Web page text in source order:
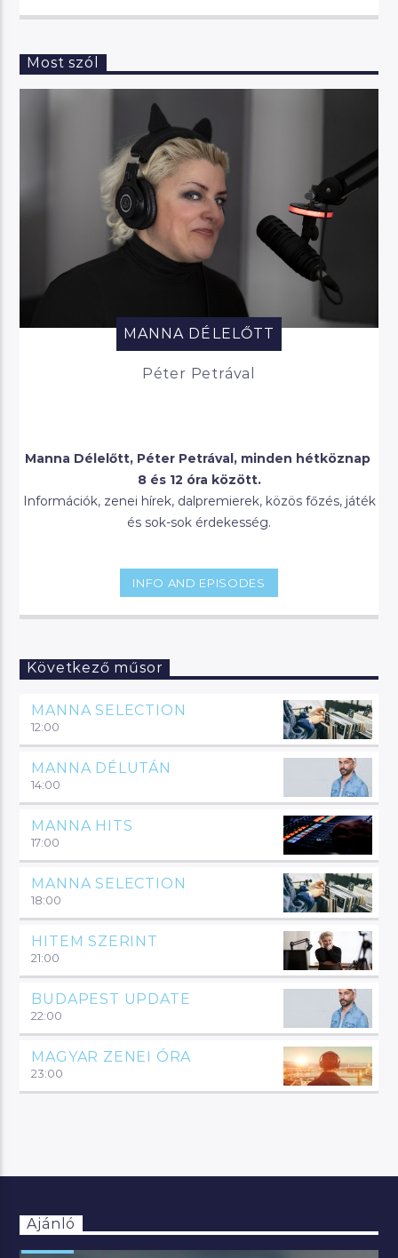
Most szól
MANNA DÉLELŐTT
Péter Petrával
Manna Délelőtt, Péter Petrával, minden hétköznap
8 és 12 óra között.
Információk, zenei hírek, dalpremierek, közös főzés, játék
és sok-sok érdekesség.
INFO AND EPISODES
Következő műsor
MANNA SELECTION
12:00
MANNA DÉLUTÁN
14:00
MANNA HITS
17:00
MANNA SELECTION
18:00
HITEM SZERINT
21:00
BUDAPEST UPDATE
22:00
MAGYAR ZENEI ÓRA
23:00
Ajánló